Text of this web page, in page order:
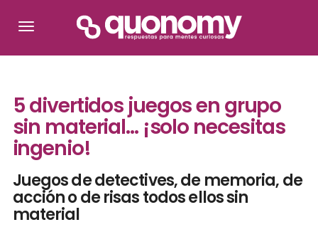
5 divertidos juegos en grupo
sin material... ¡solo necesitas
ingenio!
Juegos de detectives, de memoria, de
acción o de risas todos ellos sin
material